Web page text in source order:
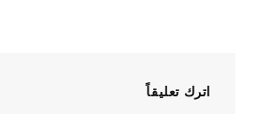
اترك تعليقاً